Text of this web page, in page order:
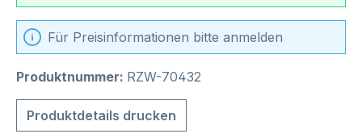
Für Preisinformationen bitte anmelden
Produktnummer: RZW-70432
Produktdetails drucken